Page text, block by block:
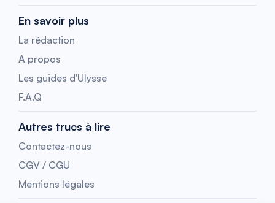
En savoir plus
La rédaction
A propos
Les guides d'Ulysse
F.A.Q
Autres trucs à lire
Contactez-nous
CGV / CGU
Mentions légales